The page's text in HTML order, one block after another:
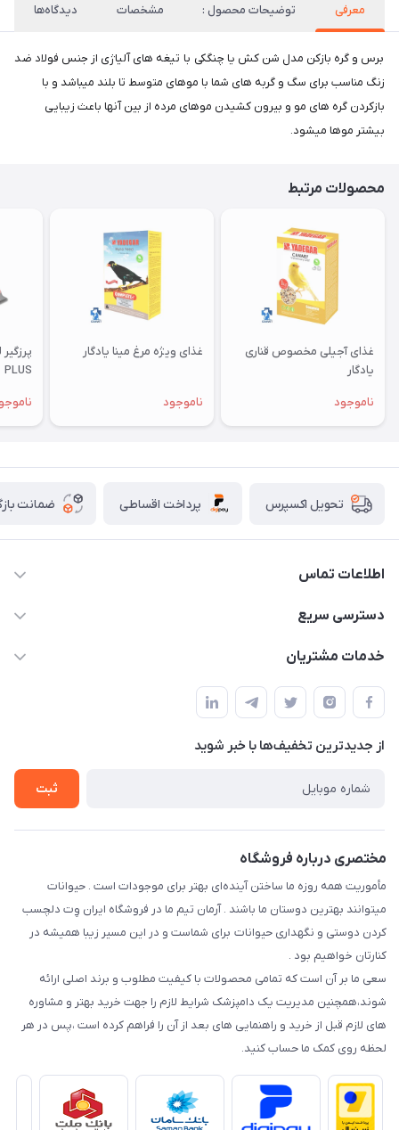
معرفی توضیحات محصول : مشخصات دیدگاه‌ها
برس و گره بازکن مدل شن کش یا چنگکی با تیغه های آلیاژی از جنس فولاد ضد
زنگ مناسب برای سگ و گربه های شما با موهای متوسط تا بلند میباشد و با
بازکردن گره های مو و بیرون کشیدن موهای مرده از بین آنها باعث زیبایی
بیشتر موها میشود.
محصولات مرتبط
غذای آجیلی مخصوص قناری
یادگار
ناموجود
غذای ویژه مرغ مینا یادگار
ناموجود
PLUS
تحویل اکسپرس پرداخت اقساطی ضمانت
اطلاعات تماس
07154503736-09120986090
دسترسی سریع
حساب کاربری
درباره ما
تماس با ما
خدمات مشتریان
قوانین و مقررات
حفظ حریم شخصی
سوالات متداول
شرایط ارسال رایگان
از جدید‌ترین تخفیف‌ها با‌ خبر شوید
ثبت
مختصری درباره فروشگاه
مأموریت همه روزه ما ساختن آینده‌ای بهتر برای موجودات است . حیوانات
میتوانند بهترین دوستان ما باشند . آرمان تیم ما در فروشگاه ایران وِت دلچسب
کردن دوستی و نگهداری حیوانات برای شماست و در این مسیر زیبا همیشه در
کنارتان خواهیم بود .
سعی ما بر آن است که تمامی محصولات با کیفیت مطلوب و برند اصلی ارائه
شوند،همچنین مدیریت یک دامپزشک شرایط لازم را جهت خرید بهتر و مشاوره
های لازم قبل از خرید و راهنمایی های بعد از آن را فراهم کرده است ،پس در هر
لحظه روی کمک ما حساب کنید.